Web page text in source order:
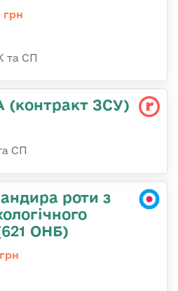
грн
та СП
(контракт ЗСУ)
СП
роти з
ОНБ)